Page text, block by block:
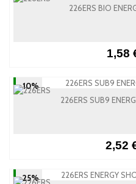
226ERS BIO
1,58
-10%
226ERS SUB9
2,52
-25%